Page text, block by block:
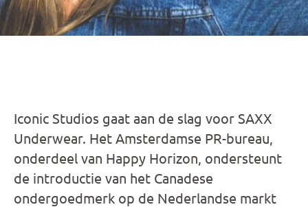
Iconic Studios gaat aan de slag voor SAXX
Underwear. Het Amsterdamse PR-bureau,
onderdeel van Happy Horizon, ondersteunt
de introductie van het Canadese
ondergoedmerk op de Nederlandse markt